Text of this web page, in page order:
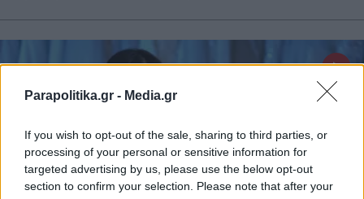
Parapolitika.gr - Media.gr
If you wish to opt-out of the sale, sharing to third parties, or
processing of your personal or sensitive information for
targeted advertising by us, please use the below opt-out
section to confirm your selection. Please note that after your